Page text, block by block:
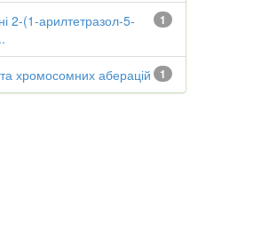
1
2-(1-арилтетразол-5-
1
хромосомних аберацій